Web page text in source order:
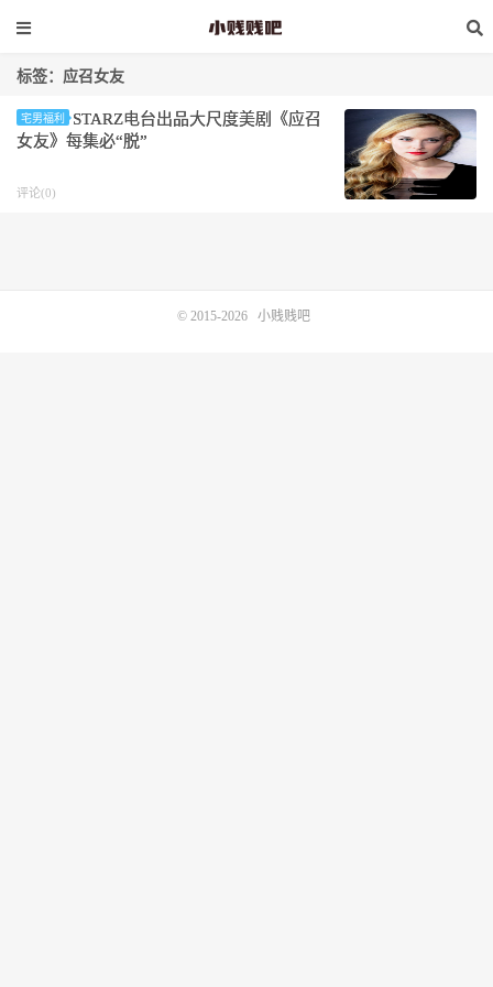
标签：应召女友
宅男福利
STARZ电台出品大尺度美剧《应召
女友》每集必“脱”
评论(0)
© 2015-2026 小贱贱吧